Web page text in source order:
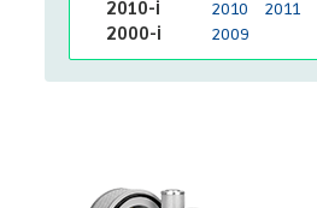
2010-і
2010 2011
2000-і
2009